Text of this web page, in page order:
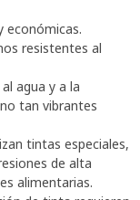
económicas.
resistentes al
agua y a la
tan vibrantes
tintas especiales,
de alta
alimentarias.